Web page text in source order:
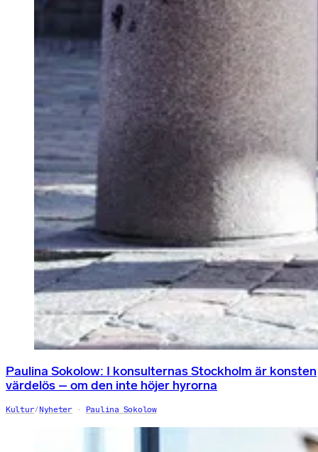
Paulina Sokolow: I konsulternas Stockholm är konsten
värdelös – om den inte höjer hyrorna
Kultur/Nyheter Paulina Sokolow